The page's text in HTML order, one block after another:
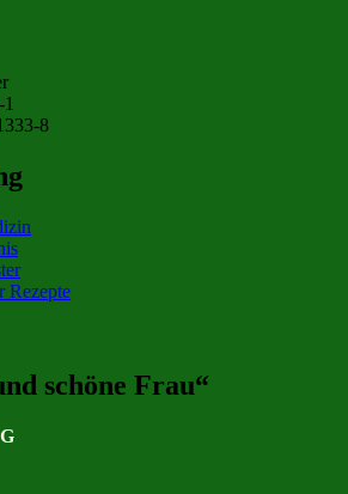
8
Rezepte
schöne Frau“